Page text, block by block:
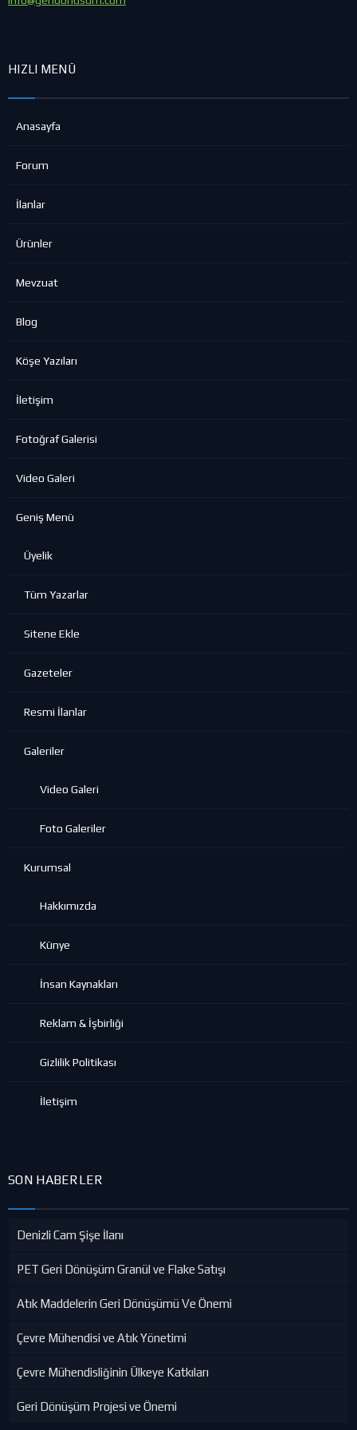
HIZLI MENÜ
Anasayfa
Forum
İlanlar
Ürünler
Mevzuat
Blog
Köşe Yazıları
İletişim
Fotoğraf Galerisi
Video Galeri
Geniş Menü
Üyelik
Tüm Yazarlar
Sitene Ekle
Gazeteler
Resmi İlanlar
Galeriler
Video Galeri
Foto Galeriler
Kurumsal
Hakkımızda
Künye
İnsan Kaynakları
Reklam & İşbirliği
Gizlilik Politikası
İletişim
SON HABERLER
Denizli Cam Şişe İlanı
PET Geri Dönüşüm Granül ve Flake Satışı
Atık Maddelerin Geri Dönüşümü Ve Önemi
Çevre Mühendisi ve Atık Yönetimi
Çevre Mühendisliğinin Ülkeye Katkıları
Geri Dönüşüm Projesi ve Önemi